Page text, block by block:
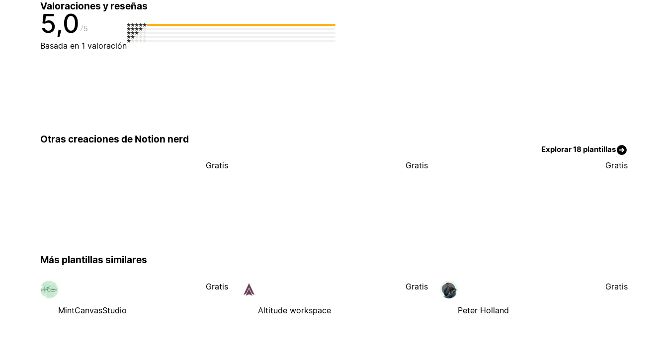
Valoraciones y reseñas
5,0 5
Basada en 1 valoración
Otras creaciones de Notion nerd
Explorar 18 plantillas
Gratis Gratis Gratis
Más plantillas similares
MintCanvasStudio
Gratis
Altitude workspace
Gratis
Peter Holland
Gratis